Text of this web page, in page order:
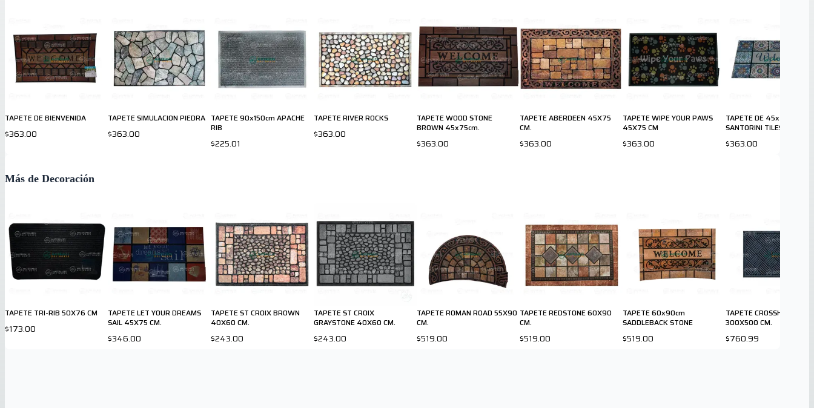
TAPETE DE BIENVENIDA
$363.00
TAPETE SIMULACION PIEDRA
$363.00
TAPETE 90x150cm APACHE
RIB
$225.01
TAPETE RIVER ROCKS
$363.00
TAPETE WOOD STONE
BROWN 45x75cm.
$363.00
TAPETE ABERDEEN 45X75
CM.
$363.00
TAPETE WIPE YOUR PAWS
45X75 CM
$363.00
TAPETE DE 45x75cm
SANTORINI TILES
$363.00
Más de Decoración
TAPETE TRI-RIB 50X76 CM
$173.00
TAPETE LET YOUR DREAMS
SAIL 45X75 CM.
$346.00
TAPETE ST CROIX BROWN
40X60 CM.
$243.00
TAPETE ST CROIX
GRAYSTONE 40X60 CM.
$243.00
TAPETE ROMAN ROAD 55X90
CM.
$519.00
TAPETE REDSTONE 60X90
CM.
$519.00
TAPETE 60x90cm
SADDLEBACK STONE
$519.00
TAPETE CROSSHATCH
300X500 CM.
$760.99